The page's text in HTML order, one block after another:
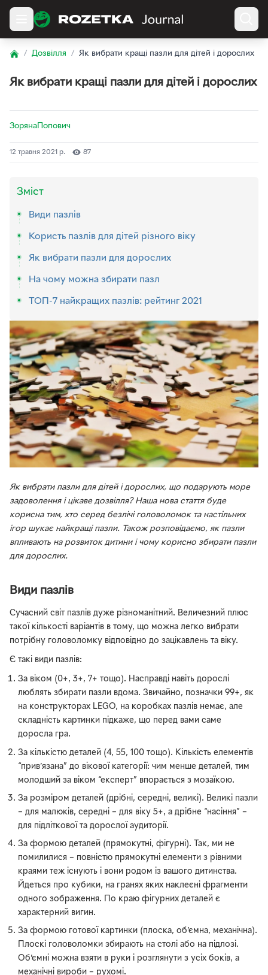
Home
/ Дозвілля / Як вибрати кращі пазли для дітей і дорослих
Як вибрати кращі пазли для дітей і дорослих
Як вибрати пазли для дітей і дорослих, що подарують море
задоволення і цікаве дозвілля? Наша нова стаття буде
корисна тим, хто серед безлічі головоломок та настільних
ігор шукає найкращі пазли. Також розповідаємо, як пазли
впливають на розвиток дитини і чому корисно збирати пазли
для дорослих.
Види пазлів
Сучасний світ пазлів дуже різноманітний. Величезний плюс
такої кількості варіантів в тому, що можна легко вибрати
потрібну головоломку відповідно до зацікавлень та віку.
Є такі види пазлів:
За віком (0+, 3+, 7+ тощо). Насправді навіть дорослі
люблять збирати пазли вдома. Звичайно, позначки 99+, як
на конструкторах LEGO, на коробках пазлів немає, але
складність картинки підкаже, що перед вами саме
доросла гра.
За кількістю деталей (4, 55, 100 тощо). Кількість елементів
“прив’язана” до вікової категорії: чим менше деталей, тим
молодший за віком “експерт” впорається з мозаїкою.
За розміром деталей (дрібні, середні, великі). Великі пазли
– для малюків, середні – для віку 5+, а дрібне “насіння” –
для підліткової та дорослої аудиторії.
За формою деталей (прямокутні, фігурні). Так, ми не
помилилися – повністю прямокутні елементи з рівними
краями теж існують і вони родом із вашого дитинства.
Йдеться про кубики, на гранях яких наклеєні фрагменти
одного зображення. По краю фігурних деталей є
характерний вигин.
За формою готової картинки (плоска, об’ємна, механічна).
Плоскі головоломки збирають на столі або на підлозі.
Об’ємні можна взяти в руки і розглянути з усіх боків, а
механічні вироби – рухомі.
ЗорянаПопович
12 травня 2021 р. 87
Зміст
Види пазлів
Користь пазлів для дітей різного віку
Як вибрати пазли для дорослих
На чому можна збирати пазл
ТОП-7 найкращих пазлів: рейтинг 2021